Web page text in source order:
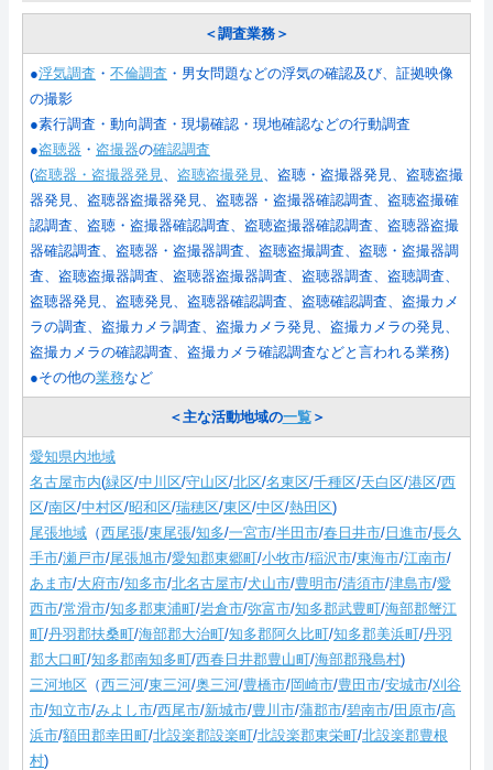
＜調査業務＞
●浮気調査 ・ 不倫調査 ・男女問題などの浮気の確認及び、証拠映像
の撮影
●素行調査・動向調査・現場確認・現地確認などの行動調査
●盗聴器 ・ 盗撮器の確認調査
(盗聴器・盗撮器発見 盗聴盗撮発見
、盗聴・盗撮器発見、盗聴盗撮
器発見、盗聴器盗撮器発見、盗聴器・盗撮器確認調査、盗聴盗撮確
認調査、盗聴・盗撮器確認調査、盗聴盗撮器確認調査、盗聴器盗撮
器確認調査、盗聴器・盗撮器調査、盗聴盗撮調査、盗聴・盗撮器調
査、盗聴盗撮器調査、盗聴器盗撮器調査、盗聴器調査、盗聴調査、
盗聴器発見、盗聴発見、盗聴器確認調査、盗聴確認調査、盗撮カメ
ラの調査、盗撮カメラ調査、盗撮カメラ発見、盗撮カメラの発見、
盗撮カメラの確認調査、盗撮カメラ確認調査などと言われる業務)
●その他の業務など
＜主な活動地域の一覧＞
愛知県内地域
名古屋市内(緑区/中川区/守山区/北区/名東区/千種区/天白区/港区/西
区/南区/中村区/昭和区/瑞穂区/東区/中区/熱田区)
尾張地域 （西尾張/東尾張/知多/一宮市/半田市/春日井市/ 日進市/長久
手市/瀬戸市/尾張旭市/愛知郡東郷町/小牧市/稲沢市/東海市/江南市/
あま市/大府市/知多市/北名古屋市/犬山市/豊明市/清須市/津島市/愛
西市/常滑市/知多郡東浦町/岩倉市/弥富市/知多郡武豊町/海部郡蟹江
町/丹羽郡扶桑町/海部郡大治町/知多郡阿久比町/知多郡美浜町/丹羽
郡大口町/知多郡南知多町/西春日井郡豊山町/海部郡飛島村)
三河地区 （西三河/東三河/奥三河/豊橋市/岡崎市/豊田市/安城市/刈谷
市/知立市/みよし市/西尾市/新城市/豊川市/蒲郡市/碧南市/田原市/高
浜市/額田郡幸田町/北設楽郡設楽町/北設楽郡東栄町/北設楽郡豊根
村)